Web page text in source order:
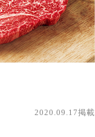
2020.09.17掲載